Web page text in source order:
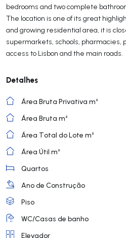
bedrooms and two complete
The location is one of its great
and growing residential area, it is
supermarkets, schools, pharmacies,
access to Lisbon and the main roads.
Detalhes
Área Bruta Privativa m²
Área Bruta m²
Área Total do Lote m²
Área Útil m²
Quartos
Ano de Construção
Piso
WC/Casas de banho
Elevador